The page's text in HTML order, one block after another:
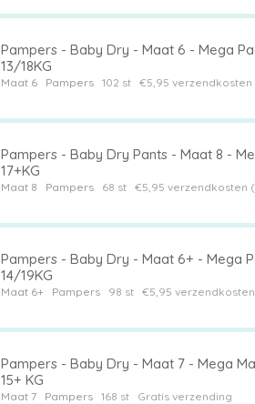
Pampers - Baby Dry - Maat 6 - Mega
13/18KG
Maat 6 Pampers102 st €5,95
Pampers - Baby Dry Pants - Maat 8 -
17+KG
Maat 8 Pampers68 st €5,95 verzendkosten
Pampers - Baby Dry - Maat 6+ - Mega
14/19KG
Maat 6+ Pampers98 st €5,95
Pampers - Baby Dry - Maat 7 - Mega
15+ KG
Maat 7 Pampers168 st Gratis verzending